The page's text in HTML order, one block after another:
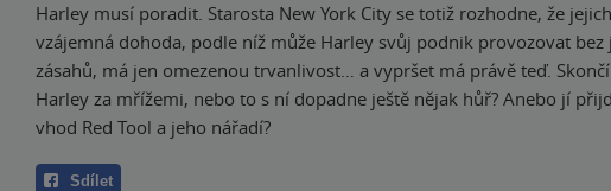
Harley musí poradit. Starosta New York City se totiž rozhodne, že jejich
vzájemná dohoda, podle níž může Harley svůj podnik provozovat bez
zásahů, má jen omezenou trvanlivost… a vypršet má právě teď. Skončí
Harley za mřížemi, nebo to s ní dopadne ještě nějak hůř? Anebo jí
vhod Red Tool a jeho nářadí?
Sdílet